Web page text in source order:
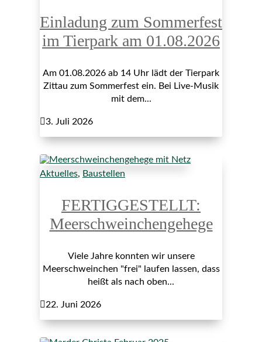
Einladung zum Sommerfest
im Tierpark am 01.08.2026
Am 01.08.2026 ab 14 Uhr lädt der Tierpark
Zittau zum Sommerfest ein. Bei Live-Musik
mit dem...
3. Juli 2026
Aktuelles, Baustellen
FERTIGGESTELLT:
Meerschweinchengehege
Viele Jahre konnten wir unsere
Meerschweinchen "frei" laufen lassen, dass
heißt als nach oben...
22. Juni 2026